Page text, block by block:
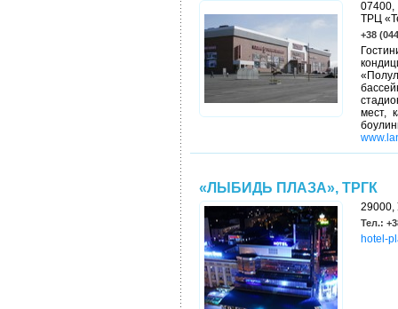
07400,
ТРЦ
+38
мест,
«ЛЫБИДЬ ПЛАЗА», ТРГК
29000,
Тел.:
hotel-